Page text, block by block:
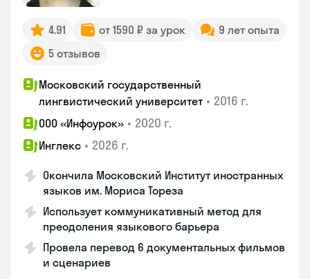
4.91 от 1590 ₽ за урок
9 лет опыта
5 отзывов
Московский государственный
лингвистический университет • 2016 г.
ООО «Инфоурок» • 2020 г.
Инглекс • 2026 г.
Окончила Московский Институт иностранных
языков им. Мориса Тореза
Использует коммуникативный метод для
преодоления языкового барьера
Провела перевод 6 документальных фильмов
и сценариев